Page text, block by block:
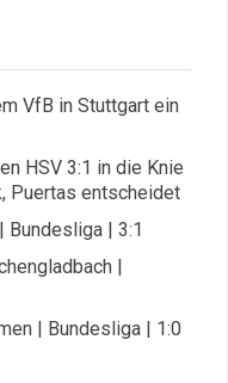
VfB in Stuttgart ein
HSV 3:1 in die Knie
Puertas entscheidet
Bundesliga | 3:1
|
| Bundesliga | 1:0